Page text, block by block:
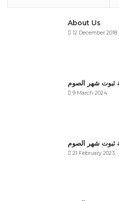
About Us
12 December 2018
9 March 2024
21 February 2023